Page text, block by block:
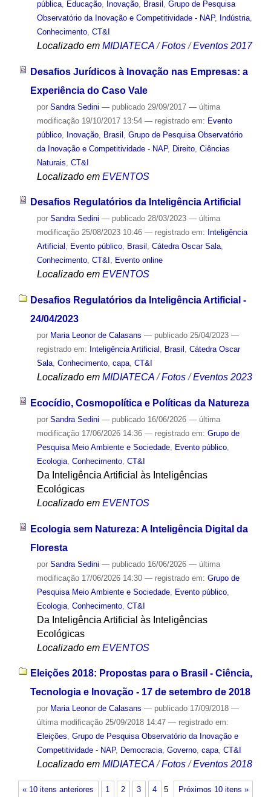
pública, Educação, Inovação, Brasil , Grupo de Pesquisa
Observatório da Inovação e Competitividade - NAP, Indústria,
Conhecimento, CT&I
Localizado em MIDIATECA /Fotos /Eventos 2017
Desafios Jurídicos à Inovação nas Empresas: a
Experiência do Caso Vale
por Sandra Sedini — publicado29/09/2017 — última
modificação19/10/2017 13:54 — registrado em: Evento
público, Inovação, Brasil Grupo de Pesquisa Observatório
da Inovação e Competitividade - NAP, Direito, Ciências
Naturais CT&I
Localizado em EVENTOS
Desafios Regulatórios da Inteligência Artificial
por Sandra Sedini — publicado28/03/2023 — última
modificação25/08/2023 10:46 — registrado em: Inteligência
Artificial , Evento público, Brasil , Cátedra Oscar Sala,
Conhecimento, CT&I , Evento online
Localizado em EVENTOS
Desafios Regulatórios da Inteligência Artificial -
24/04/2023
por Maria Leonor de Calasans — publicado25/04/2023 —
registrado em: Inteligência Artificial , Brasil , Cátedra Oscar
Sala, Conhecimento, capa, CT&I
Localizado em MIDIATECA /Fotos /Eventos 2023
Ecocídio, Cosmopolítica e Políticas da Natureza
por Sandra Sedini — publicado16/06/2026 — última
modificação17/06/2026 14:36 — registrado em: Grupo de
Pesquisa Meio Ambiente e Sociedade, Evento público,
Ecologia, Conhecimento, CT&I
Da Inteligência Artificial às Inteligências
Ecológicas
Localizado em EVENTOS
Ecologia sem Natureza: A Inteligência Digital da
Floresta
por Sandra Sedini — publicado16/06/2026 — última
modificação17/06/2026 14:30 — registrado em: Grupo de
Pesquisa Meio Ambiente e Sociedade, Evento público,
Ecologia, Conhecimento, CT&I
Da Inteligência Artificial às Inteligências
Ecológicas
Localizado em EVENTOS
Eleições 2018: Propostas para o Brasil - Ciência,
Tecnologia e Inovação - 17 de setembro de 2018
por Maria Leonor de Calasans — publicado17/09/2018 —
última modificação25/09/2018 14:47 — registrado em:
Eleições, Grupo de Pesquisa Observatório da Inovação e
Competitividade - NAP, Democracia, Governo, capa, CT&I
Localizado em MIDIATECA /Fotos /Eventos 2018
« 10 itens anteriores Próximos 10 itens »
1 2 3 4 5